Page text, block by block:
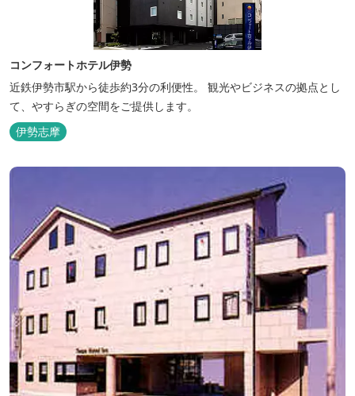
コンフォートホテル伊勢
近鉄伊勢市駅から徒歩約3分の利便性。 観光やビジネスの拠点とし
て、やすらぎの空間をご提供します。
伊勢志摩